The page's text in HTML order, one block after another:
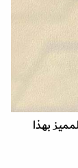
بهذا